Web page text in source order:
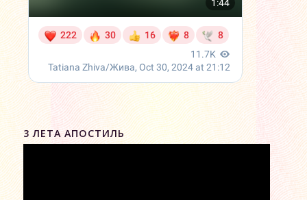
3 ЛЕТА АПОСТИЛЬ